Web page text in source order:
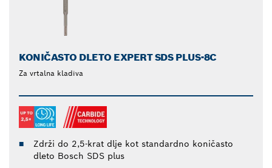
KONIČASTO DLETO EXPERT SDS PLUS-8C
Za vrtalna kladiva
Zdrži do 2,5-krat dlje kot standardno koničasto
dleto Bosch SDS plus